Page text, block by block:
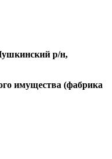
р/н,
имущества (фабрика